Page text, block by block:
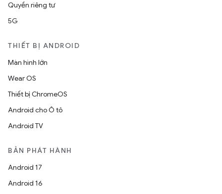
Quyền riêng tư
5G
THIẾT BỊ ANDROID
Màn hình lớn
Wear OS
Thiết bị ChromeOS
Android cho Ô tô
Android TV
BẢN PHÁT HÀNH
Android 17
Android 16